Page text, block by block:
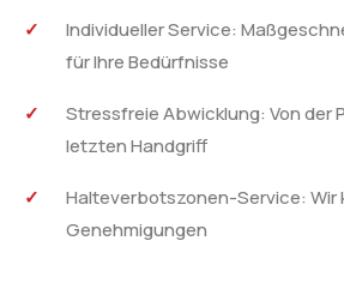
Individueller Service:
für Ihre Bedürfnisse
Stressfreie Abwicklung: Von der
letzten Handgriff
Halteverbotszonen-Service: Wir
Genehmigungen